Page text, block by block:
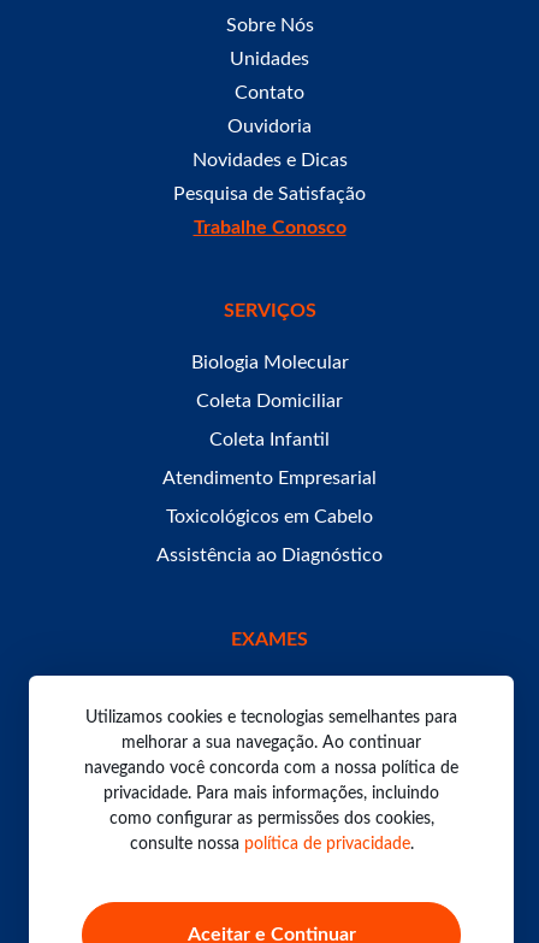
Sobre Nós
Unidades
Contato
Ouvidoria
Novidades e Dicas
Pesquisa de Satisfação
Trabalhe Conosco
SERVIÇOS
Biologia Molecular
Coleta Domiciliar
Coleta Infantil
Atendimento Empresarial
Toxicológicos em Cabelo
Assistência ao Diagnóstico
EXAMES
Todos os direitos reservados. Laboratório Bom Pastor
2026.
Política de Privacidade
Utilizamos cookies e tecnologias semelhantes para
melhorar a sua navegação. Ao continuar
navegando você concorda com a nossa política de
privacidade. Para mais informações, incluindo
como configurar as permissões dos cookies,
consulte nossa política de privacidade.
Aceitar e Continuar